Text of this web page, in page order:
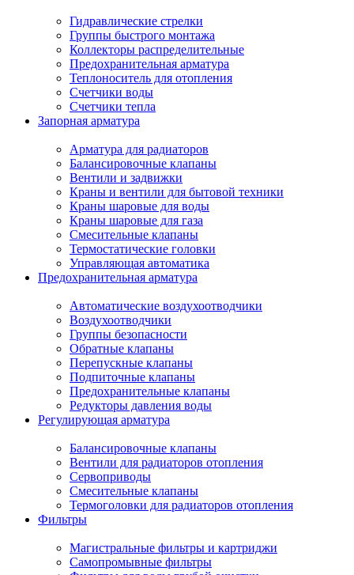
Гидравлические стрелки
Группы быстрого монтажа
Коллекторы распределительные
Предохранительная арматура
Теплоноситель для отопления
Счетчики воды
Счетчики тепла
Запорная арматура
Арматура для радиаторов
Балансировочные клапаны
Вентили и задвижки
Краны и вентили для бытовой техники
Краны шаровые для воды
Краны шаровые для газа
Смесительные клапаны
Термостатические головки
Управляющая автоматика
Предохранительная арматура
Автоматические воздухоотводчики
Воздухоотводчики
Группы безопасности
Обратные клапаны
Перепускные клапаны
Подпиточные клапаны
Предохранительные клапаны
Редукторы давления воды
Регулирующая арматура
Балансировочные клапаны
Вентили для радиаторов отопления
Сервоприводы
Смесительные клапаны
Термоголовки для радиаторов отопления
Фильтры
Магистральные фильтры и картриджи
Самопромывные фильтры